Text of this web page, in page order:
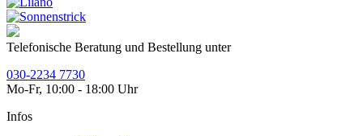
Telefonische Beratung und Bestellung unter
030-2234 7730
Mo-Fr, 10:00 - 18:00 Uhr
Infos